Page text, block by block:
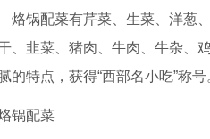
锅配菜有芹菜、生菜、洋葱、
、韭菜、猪肉、牛肉、牛杂、
的特点，获得“西部名小吃”称号